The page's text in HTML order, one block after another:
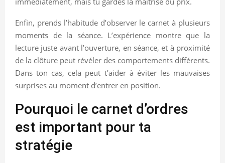
Enfin, prends l’habitude d’observer le carnet à plusieurs
moments de la séance. L’expérience montre que la
lecture juste avant l’ouverture, en séance, et à proximité
de la clôture peut révéler des comportements différents.
Dans ton cas, cela peut t’aider à éviter les mauvaises
surprises au moment d’entrer en position.
Pourquoi le carnet d’ordres
est important pour ta
stratégie